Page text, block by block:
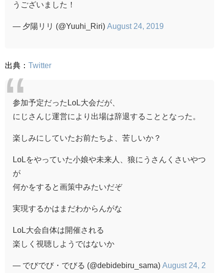
うございました！
— 夕陽リリ (@Yuuhi_Riri) August 24, 2019
出典： Twitter
参加予定だったLoL大会だが、
にじさんじ運営により出場は辞退することとなった。
楽しみにしていたお前たちよ、苦しいか？
LoLをやっていた小娘や未来人、狼にうさんくさいやつ
が
何かをすると画策中みたいだぞ
実現するかはまだわからんがな
LoL大会自体は開催される
楽しく視聴しようではないか
— でびでび・でびる (@debidebiru_sama) August 24, 2